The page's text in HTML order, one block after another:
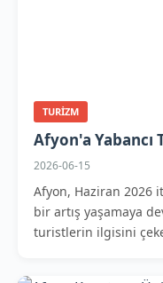
TURIZM
Afyon'a
2026-06-15
Afyon, Haziran 2026
bir artış yaşamaya
turistlerin ilgisini